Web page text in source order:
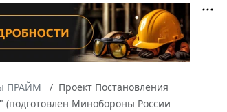
ПРАЙМ
Проект Постановления
Минобороны России